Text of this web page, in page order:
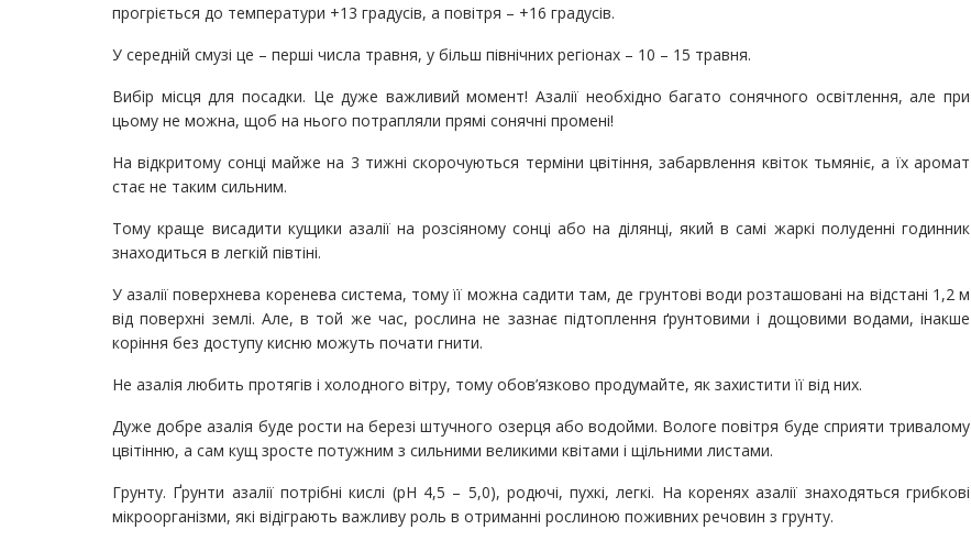
прогріється до температури +13 градусів, а повітря – +16 градусів.
У середній смузі це – перші числа травня, у більш північних регіонах – 10 – 15 травня.
Вибір місця для посадки. Це дуже важливий момент! Азалії необхідно багато сонячного освітлення, але при
цьому не можна, щоб на нього потрапляли прямі сонячні промені!
На відкритому сонці майже на 3 тижні скорочуються терміни цвітіння, забарвлення квіток тьмяніє, а їх аромат
стає не таким сильним.
Тому краще висадити кущики азалії на розсіяному сонці або на ділянці, який в самі жаркі полуденні годинник
знаходиться в легкій півтіні.
У азалії поверхнева коренева система, тому її можна садити там, де грунтові води розташовані на відстані 1,2 м
від поверхні землі. Але, в той же час, рослина не зазнає підтоплення ґрунтовими і дощовими водами, інакше
коріння без доступу кисню можуть почати гнити.
Не азалія любить протягів і холодного вітру, тому обов’язково продумайте, як захистити її від них.
Дуже добре азалія буде рости на березі штучного озерця або водойми. Вологе повітря буде сприяти тривалому
цвітінню, а сам кущ зросте потужним з сильними великими квітами і щільними листами.
Грунту. Ґрунти азалії потрібні кислі (рН 4,5 – 5,0), родючі, пухкі, легкі. На коренях азалії знаходяться грибкові
мікроорганізми, які відіграють важливу роль в отриманні рослиною поживних речовин з грунту.